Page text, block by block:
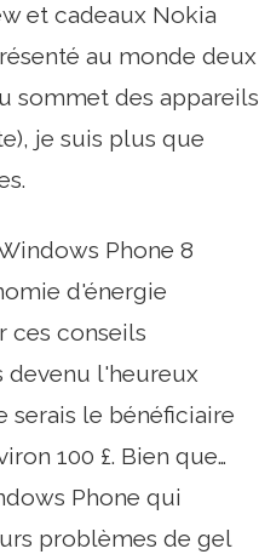
et cadeaux Nokia
au monde deux
sommet des appareils
je suis plus que
Phone 8
d'énergie
ces conseils
devenu l'heureux
serais le bénéficiaire
100 £. Bien que…
Phone qui
problèmes de gel